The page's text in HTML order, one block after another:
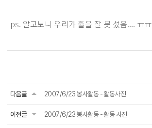
ps. 알고보니 우리가 줄을 잘 못 섰음.... ㅠㅠ
다음글 2007/6/23 봉사활동 - 활동사진
이전글 2007/6/23 봉사활동 - 활동 사진